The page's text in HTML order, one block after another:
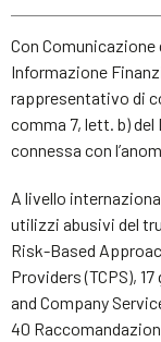
Con Comunicazione
Informazione
rappresentativo di
comma 7, lett. b)
connessa con
A livello
utilizzi abusivi del
Risk-Based
Providers (TCPS),
and Company
40